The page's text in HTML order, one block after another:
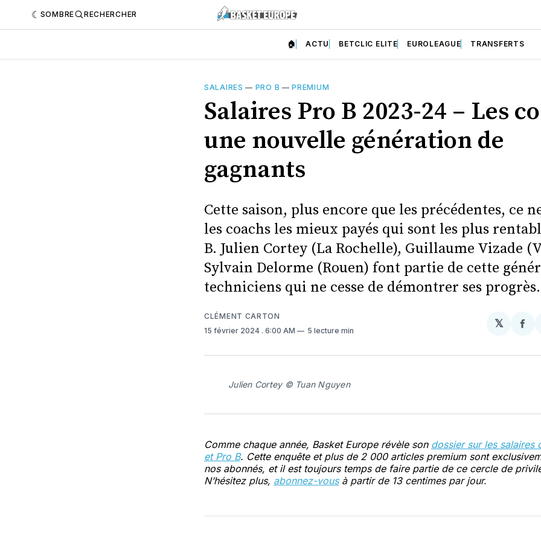
SOMBRE RECHERCHER
🏠 ACTU BETCLIC ELITE EUROLEAGUE TRANSFERTS
SALAIRES — PRO B —PREMIUM
Salaires Pro B 2023-24 – Les
une nouvelle génération de
gagnants
Cette saison, plus encore que les précédentes, ce
les coachs les mieux payés qui sont les plus
B. Julien Cortey (La Rochelle), Guillaume Vizade
Sylvain Delorme (Rouen) font partie de cette
techniciens qui ne cesse de démontrer ses progrès.
CLÉMENT CARTON
15 février 2024 . 6:00 AM 5 lecture min
𝕏
Julien Cortey © Tuan Nguyen
Comme chaque année, Basket Europe révèle son dossier sur les salaires
et Pro B. Cette enquête et plus de 2 000 articles premium sont
nos abonnés, et il est toujours temps de faire partie de ce cercle de
N’hésitez plus, abonnez-vousà partir de 13 centimes par jour.